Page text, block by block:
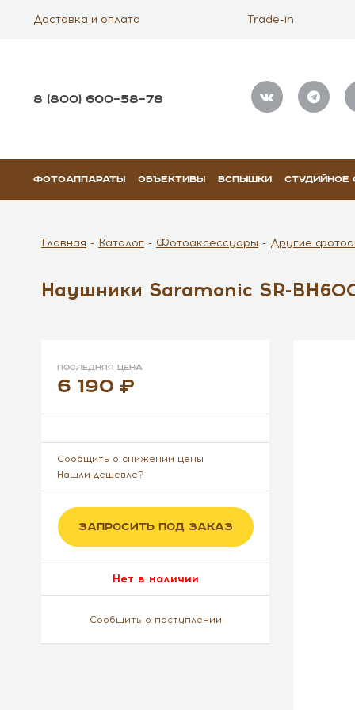
Доставка и оплата Trade-in
8 (800) 600–58–78
ФОТОАППАРАТЫ ОБЪЕКТИВЫ ВСПЫШКИ СТУДИЙНОЕ
Главная Каталог Фотоаксессуары Другие
Наушники Saramonic SR-
Последняя цена
6 190
Сообщить о снижении цены
Нашли дешевле?
ЗАПРОСИТЬ ПОД ЗАКАЗ
Нет в наличии
Сообщить о поступлении